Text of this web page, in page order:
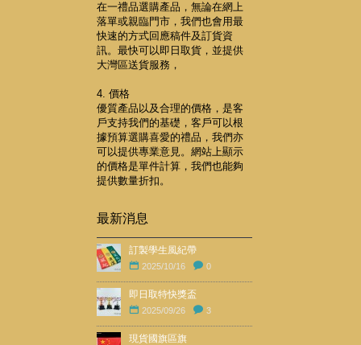
在一禮品選購產品，無論在網上
落單或親臨門市，我們也會用最
快速的方式回應稿件及訂貨資
訊。最快可以即日取貨，並提供
大灣區送貨服務，
4. 價格
優質產品以及合理的價格，是客
戶支持我們的基礎，客戶可以根
據預算選購喜愛的禮品，我們亦
可以提供專業意見。網站上顯示
的價格是單件計算，我們也能夠
提供數量折扣。
最新消息
訂製學生風紀帶
2025/10/16 0
即日取特快獎盃
2025/09/26 3
現貨國旗區旗